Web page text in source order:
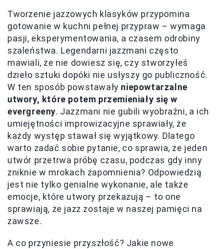
Tworzenie jazzowych klasyków przypomina
gotowanie w kuchni pełnej przypraw – wymaga
pasji, eksperymentowania, a czasem odrobiny
szaleństwa. Legendarni jazzmani często
mawiali, że nie dowiesz się, czy stworzyłeś
dzieło sztuki dopóki nie usłyszy go publiczność.
W ten sposób powstawały niepowtarzalne
utwory, które potem przemieniały się w
evergreeny. Jazzmani nie gubili wyobraźni, a ich
umiejętności improwizacyjne sprawiały, że
każdy występ stawał się wyjątkowy. Dlatego
warto zadać sobie pytanie, co sprawia, że jeden
utwór przetrwa próbę czasu, podczas gdy inny
zniknie w mrokach zapomnienia? Odpowiedzią
jest nie tylko genialne wykonanie, ale także
emocje, które utwory przekazują – to one
sprawiają, że jazz zostaje w naszej pamięci na
zawsze.
A co przyniesie przyszłość? Jakie nowe